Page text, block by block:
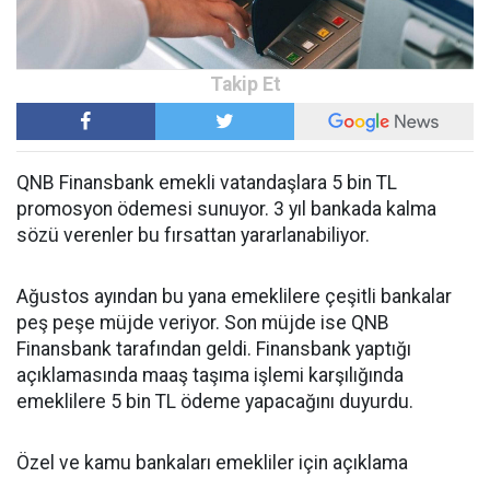
QNB Finansbank emekli vatandaşlara 5 bin TL
promosyon ödemesi sunuyor. 3 yıl bankada kalma
sözü verenler bu fırsattan yararlanabiliyor.
Ağustos ayından bu yana emeklilere çeşitli bankalar
peş peşe müjde veriyor. Son müjde ise QNB
Finansbank tarafından geldi. Finansbank yaptığı
açıklamasında maaş taşıma işlemi karşılığında
emeklilere 5 bin TL ödeme yapacağını duyurdu.
Özel ve kamu bankaları emekliler için açıklama